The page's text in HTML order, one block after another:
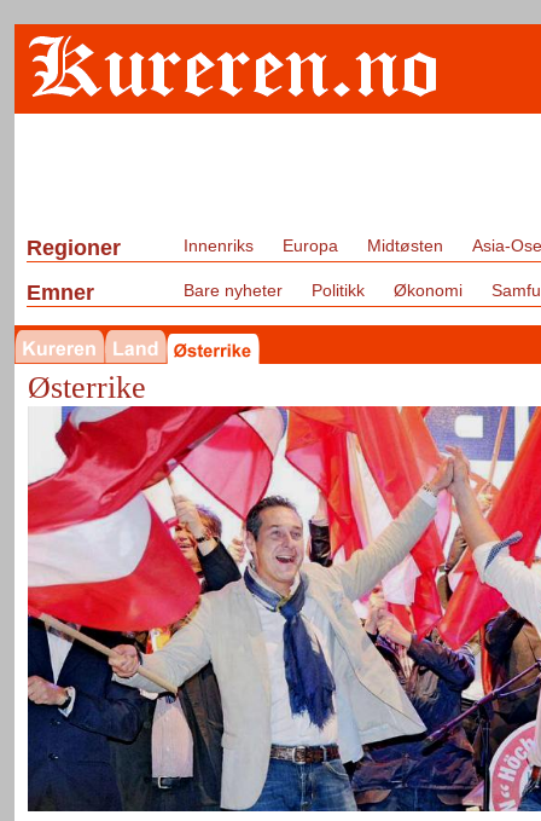
Regioner Innenriks Europa Midtøsten Asia-
Emner Bare nyheter Politikk Økonomi
Østerrike